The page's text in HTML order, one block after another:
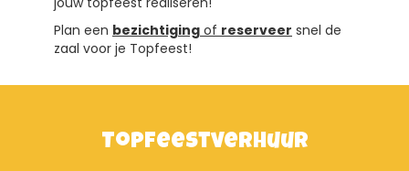
Plan een bezichtiging of reserveer snel de
zaal voor je Topfeest!
Topfeestverhuur